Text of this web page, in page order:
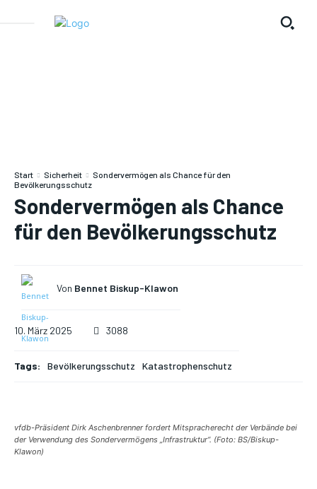
Start Sicherheit
Sondervermögen als Chance für den
Bevölkerungsschutz
Sondervermögen als Chance
für den Bevölkerungsschutz
Von Bennet Biskup-Klawon
10. März 2025 3088
Tags: Bevölkerungsschutz Katastrophenschutz
vfdb-Präsident Dirk Aschenbrenner fordert Mitspracherecht der Verbände bei
der Verwendung des Sondervermögens „Infrastruktur“. (Foto: BS/Biskup-
Klawon)